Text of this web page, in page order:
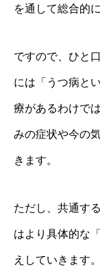
を通して総合的
ですので、ひと
には「うつ病と
療があるわけで
みの症状や今の
きます。
ただし、共通す
はより具体的な
えしていきます。